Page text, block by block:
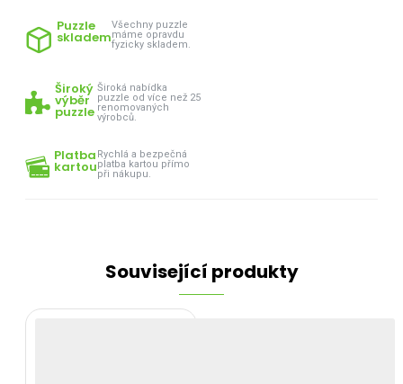
Puzzle
skladem
Všechny puzzle
máme opravdu
fyzicky skladem.
Široký
výběr
puzzle
Široká nabídka
puzzle od více než 25
renomovaných
výrobců.
Platba
kartou
Rychlá a bezpečná
platba kartou přímo
při nákupu.
Související produkty